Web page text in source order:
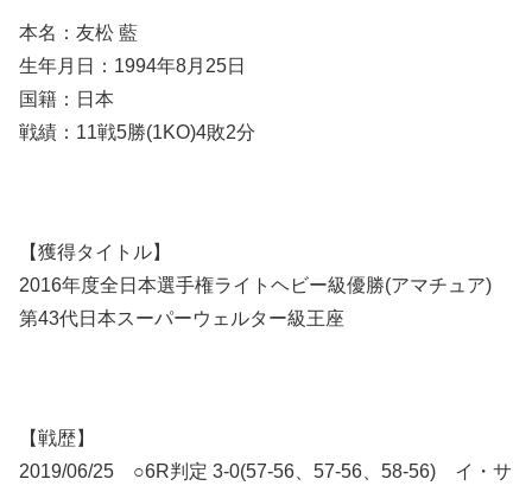
本名：友松 藍
生年月日：1994年8月25日
国籍：日本
戦績：11戦5勝(1KO)4敗2分
【獲得タイトル】
2016年度全日本選手権ライトヘビー級優勝(アマチュア)
第43代日本スーパーウェルター級王座
【戦歴】
2019/06/25 ○6R判定 3-0(57-56、57-56、58-56) イ・サ